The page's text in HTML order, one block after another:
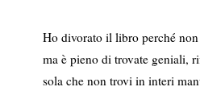
Ho divorato il libro perché
ma è pieno di trovate geniali,
sola che non trovi in interi